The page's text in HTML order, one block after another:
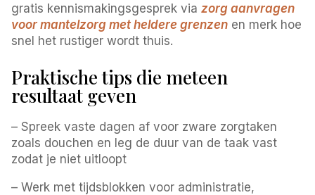
gratis kennismakingsgesprek viazorg aanvragen
voor mantelzorg met heldere grenzen en merk hoe
snel het rustiger wordt thuis.
Praktische tips die meteen
resultaat geven
– Spreek vaste dagen af voor zware zorgtaken
zoals douchen en leg de duur van de taak vast
zodat je niet uitloopt
– Werk met tijdsblokken voor administratie,